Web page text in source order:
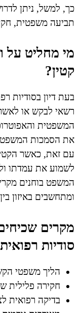
כך, למשל, ניתן
תביעה משפטית,
מי מחליט על
קטין?
בעת דיון בסודיות
רשאי לבקש או
את הסמכות
עם זאת, כאשר
לשמוע את עמדתו
המשפט בוחנים
ומתחשבים באיזון
מקרים
סודיות
הליך משפטי
חקירה פלילית
בדיקה רפואית